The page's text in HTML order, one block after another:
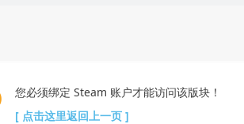
您必须绑定 Steam 账户才能访问该版块！
[ 点击这里返回上一页 ]